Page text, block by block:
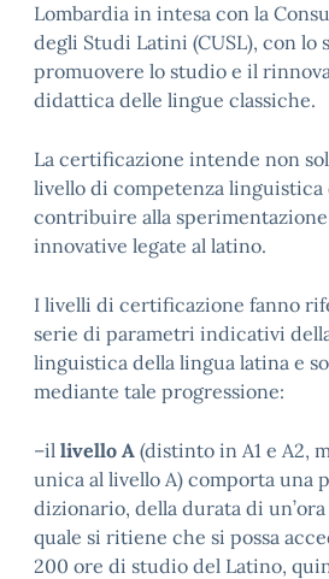
Lombardia in intesa con la
degli Studi Latini (CUSL), con lo
promuovere lo studio e il
didattica delle lingue classiche.
La certificazione intende non
livello di competenza
contribuire alla
innovative legate al latino.
I livelli di certificazione fanno
serie di parametri indicativi
linguistica della lingua latina e
mediante tale progressione:
–il livello A (distinto in A1 e A2,
unica al livello A) comporta una
dizionario, della durata di
quale si ritiene che si possa
200 ore di studio del Latino,